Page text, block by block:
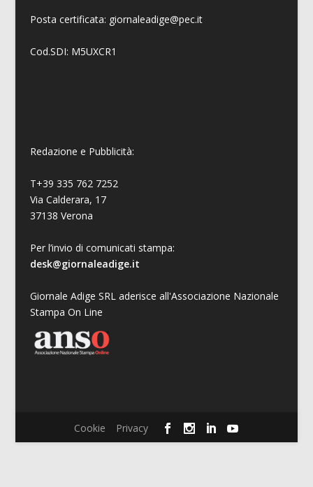
Posta certificata: giornaleadige@pec.it
Cod.SDI: M5UXCR1
Redazione e Pubblicità:
T+39 335 762 7252
Via Calderara, 17
37138 Verona
Per l’invio di comunicati stampa:
desk@giornaleadige.it
Giornale Adige SRL aderisce all'Associazione Nazionale
Stampa On Line
Cookie Privacy